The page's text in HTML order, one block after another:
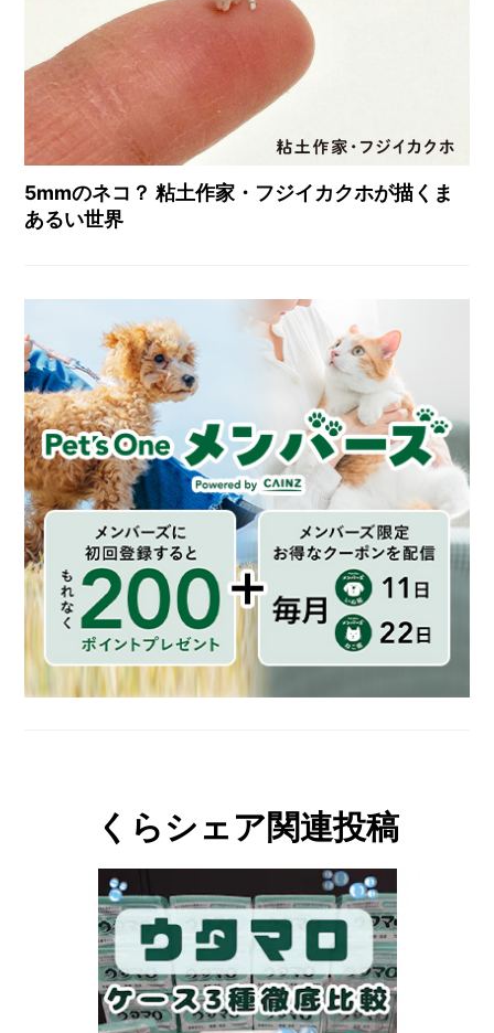
5mmのネコ？ 粘土作家・フジイカクホが描くま
あるい世界
くらシェア関連投稿